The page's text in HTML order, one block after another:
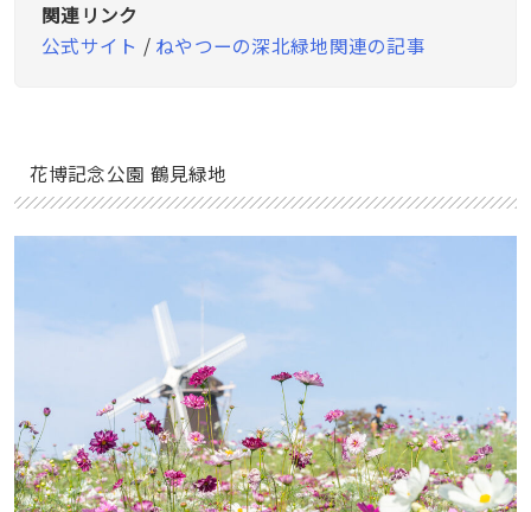
関連リンク
公式サイト / ねやつーの深北緑地関連の記事
花博記念公園 鶴見緑地